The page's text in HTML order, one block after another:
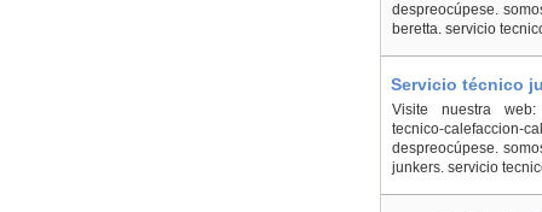
despreocúpese.
beretta. servicio
Servicio técnico
Vallès
Visite nuestra web:
tecnico-
despreocúpese.
junkers. servicio